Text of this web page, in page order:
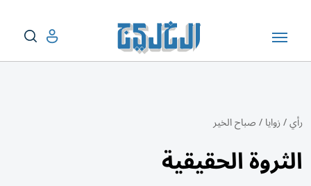
رأي/زوايا/صباح الخير
الثروة الحقيقية